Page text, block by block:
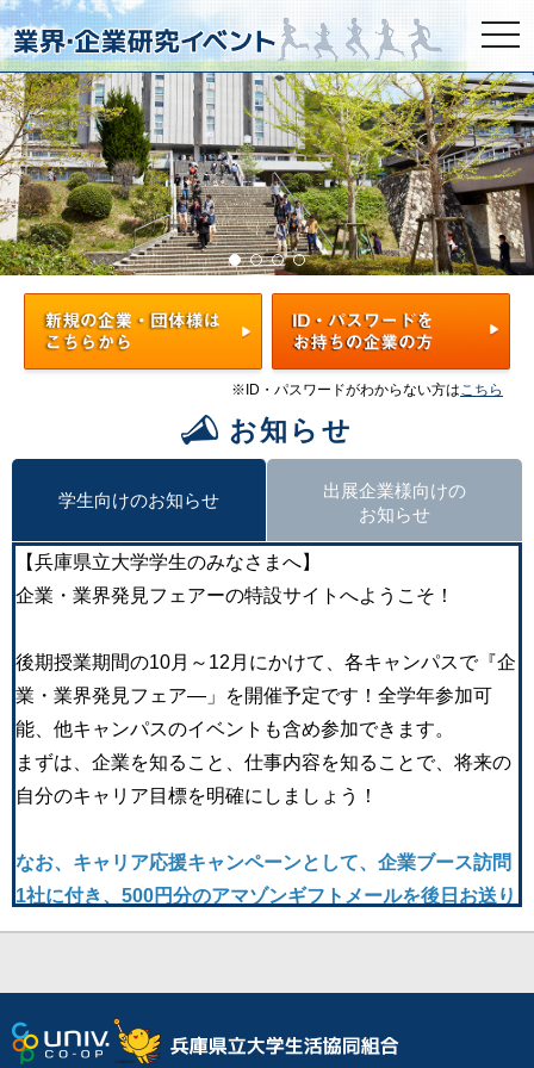
※ID・パスワードがわからない方はこちら
お知らせ
学生向けのお知らせ
出展企業様向けの
お知らせ
【兵庫県立大学学生のみなさまへ】
企業・業界発見フェアーの特設サイトへようこそ！
後期授業期間の10月～12月にかけて、各キャンパスで『企
業・業界発見フェア―」を開催予定です！全学年参加可
能、他キャンパスのイベントも含め参加できます。
まずは、企業を知ること、仕事内容を知ることで、将来の
自分のキャリア目標を明確にしましょう！
なお、キャリア応援キャンペーンとして、企業ブース訪問
1社に付き、500円分のアマゾンギフトメールを後日お送り
します。広く視野を広げてもらい、いろいろな企業を見
はありません。
県大生のOBOGもおられる企業も参加します。学内での対